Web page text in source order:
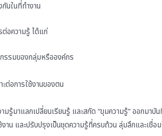
นในที่ทำงาน
ต่อความรู้ ได้แก่
รรมของกลุ่มหรือองค์กร
ต่อการใช้งานของตน
มรู้มาแลกเปลี่ยนเรียนรู้ และสกัด “ขุมความรู้” ออกมาบัน
าน และปรับปรุงเป็นชุดความรู้ที่ครบถ้วน ลุ่มลึกและเชื่อ